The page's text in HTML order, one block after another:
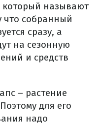
который называют
что собранный
сразу, а
на сезонную
и средств
– растение
для его
надо